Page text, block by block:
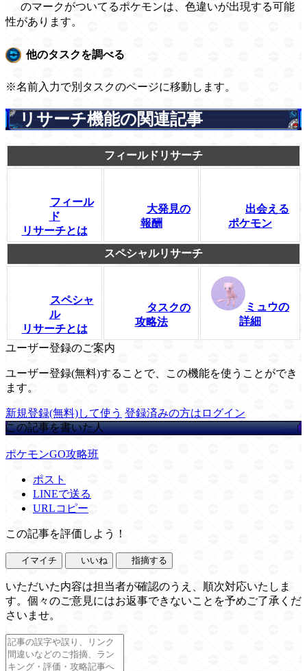
のマークがついてるポケモンは、色違いが出現する可能
性があります。
他のタスクを調べる
※名前入力で別タスクのページに移動します。
リサーチ機能の関連記事
フィールドリサーチ
フィール
ド
リサーチとは
大発見の
報酬
出会える
ポケモン
スペシャルリサーチ
スペシャ
ル
リサーチとは
タスクの
攻略法
ミュウの
詳細
ユーザー登録のご案内
ユーザー登録(無料)することで、この機能を使うことができ
ます。
新規登録(無料)して使う 登録済みの方はログイン
この記事を書いた人
ポケモンGO攻略班
ポスト
LINEで送る
URLコピー
この記事を評価しよう！
イマイチ いいね 指摘する
いただいた内容は担当者が確認のうえ、順次対応いたしま
す。個々のご意見にはお返事できないことを予めご了承くだ
さいませ。